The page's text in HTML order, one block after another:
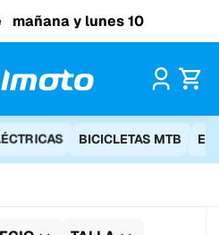
mañana y lunes 10
BICICLETAS MTB